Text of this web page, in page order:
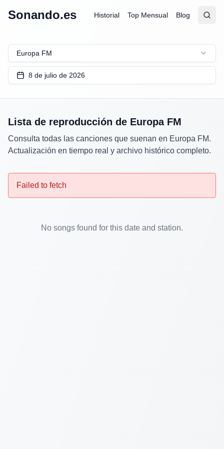
Sonando.es Historial Top Mensual Blog
Abrir
Europa FM
8 de julio de 2026
Lista de reproducción de Europa FM
Consulta todas las canciones que suenan en Europa FM.
Actualización en tiempo real y archivo histórico completo.
Failed to fetch
No songs found for this date and station.